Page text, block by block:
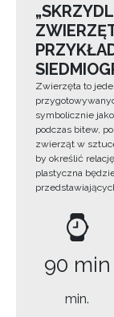
Zwierzęta to
symbolicznie
podczas bitew,
zwierząt w
by określić
plastyczna
90 min
min.